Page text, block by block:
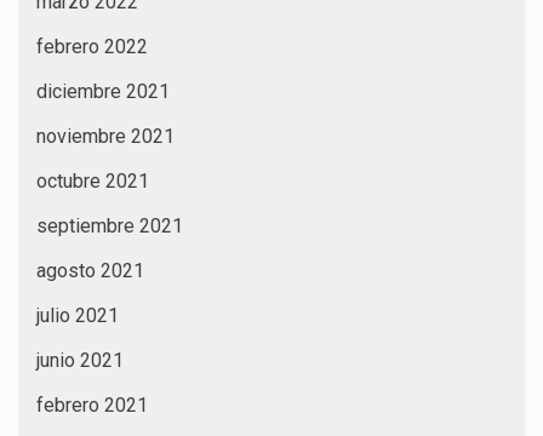
febrero 2022
diciembre 2021
noviembre 2021
octubre 2021
septiembre 2021
agosto 2021
julio 2021
junio 2021
febrero 2021